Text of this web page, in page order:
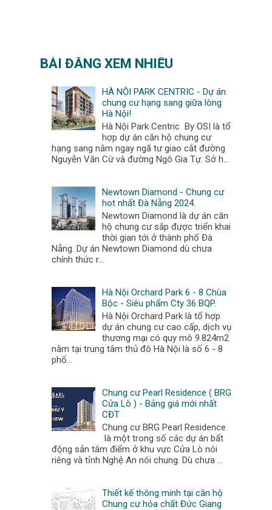
BÀI ĐĂNG XEM NHIỀU
HÀ NỘI PARK CENTRIC - Dự án
chung cư hạng sang giữa lòng
Hà Nội!
Hà Nội Park Centric By OSI là tổ
hợp dự án căn hộ chung cư
hạng sang nằm ngay ngã tư giao cắt đường
Nguyễn Văn Cừ và đường Ngô Gia Tự. Sở h...
Newtown Diamond - Chung cư
hot nhất Đà Nẵng 2024.
Newtown Diamond là dự án căn
hộ chung cư sắp được triển khai
thời gian tới ở thành phố Đà
Nẵng. Dự án Newtown Diamond dù chưa
chính thức r...
Hà Nội Orchard Park 6 - 8 Chùa
Bộc - Siêu phẩm Cty 36 BQP.
Hà Nội Orchard Park là tổ hợp
dự án chung cư cao cấp, dịch vụ
thương mại có quy mô 9.824m2
nằm tại trung tâm thủ đô Hà Nội là số 6 - 8
phố...
Chung cư Pearl Residence ( BRG
Cửa Lò ) - Bảng giá mới nhất
CĐT
Chung cư BRG Pearl Residence
là một trong số các dự án bất
động sản tâm điểm ở khu vực Cửa Lò nói
riêng và tỉnh Nghệ An nói chung. Dù chưa ...
Thiết kế thông minh tại căn hộ
Chung cư hóa chất Đức Giang